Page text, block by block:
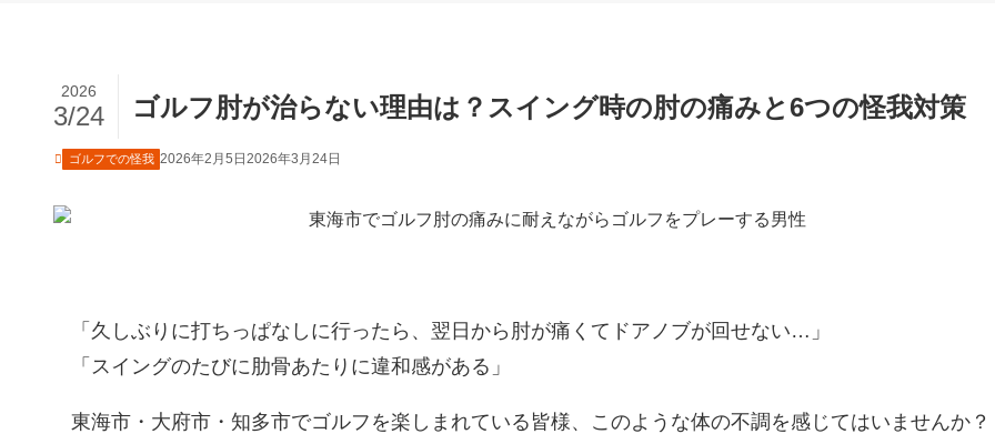
ゴルフ肘が治らない理由は？スイング時の肘の痛みと6つの怪我対策
2026
3/24
ゴルフでの怪我 2026年2月5日 2026年3月24日
「久しぶりに打ちっぱなしに行ったら、翌日から肘が痛くてドアノブが回せない…」
「スイングのたびに肋骨あたりに違和感がある」
東海市・大府市・知多市でゴルフを楽しまれている皆様、このような体の不調を感じてはいませんか？